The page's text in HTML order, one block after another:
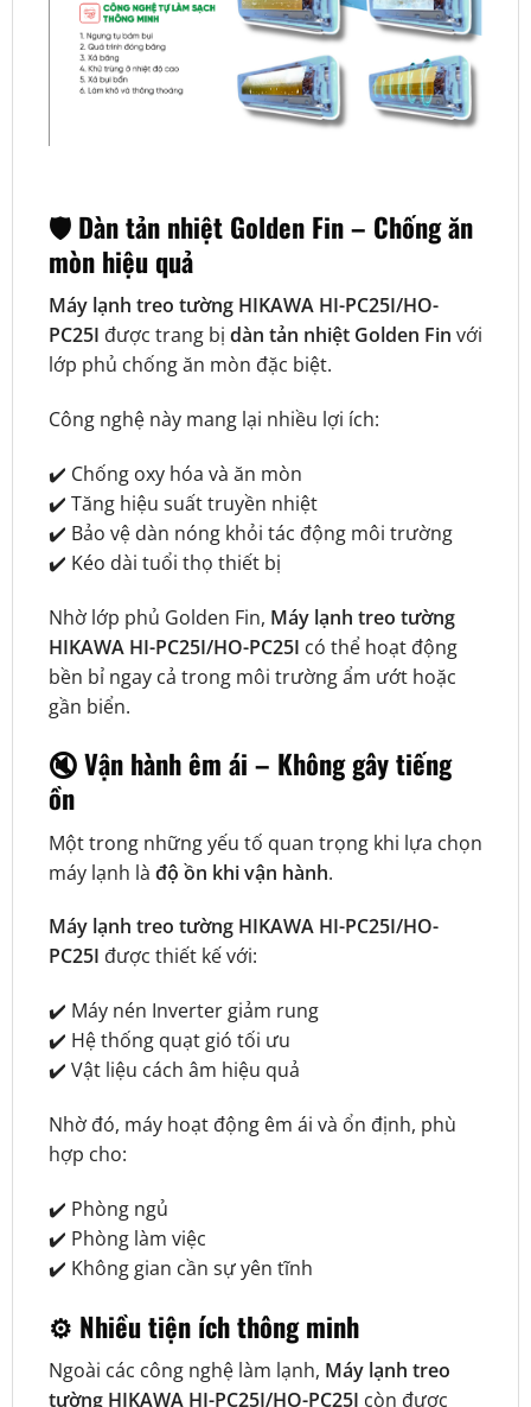
🛡️ Dàn tản nhiệt Golden Fin – Chống ăn
mòn hiệu quả
Máy lạnh treo tường HIKAWA HI-PC25I/HO-
PC25I được trang bị dàn tản nhiệt Golden Fin với
lớp phủ chống ăn mòn đặc biệt.
Công nghệ này mang lại nhiều lợi ích:
✔️ Chống oxy hóa và ăn mòn
✔️ Tăng hiệu suất truyền nhiệt
✔️ Bảo vệ dàn nóng khỏi tác động môi trường
✔️ Kéo dài tuổi thọ thiết bị
Nhờ lớp phủ Golden Fin, Máy lạnh treo tường
HIKAWA HI-PC25I/HO-PC25I có thể hoạt động
bền bỉ ngay cả trong môi trường ẩm ướt hoặc
gần biển.
🔇 Vận hành êm ái – Không gây tiếng
ồn
Một trong những yếu tố quan trọng khi lựa chọn
máy lạnh là độ ồn khi vận hành.
Máy lạnh treo tường HIKAWA HI-PC25I/HO-
PC25I được thiết kế với:
✔️ Máy nén Inverter giảm rung
✔️ Hệ thống quạt gió tối ưu
✔️ Vật liệu cách âm hiệu quả
Nhờ đó, máy hoạt động êm ái và ổn định, phù
hợp cho:
✔️ Phòng ngủ
✔️ Phòng làm việc
✔️ Không gian cần sự yên tĩnh
⚙️ Nhiều tiện ích thông minh
Ngoài các công nghệ làm lạnh, Máy lạnh treo
tường HIKAWA HI-PC25I/HO-PC25I còn được